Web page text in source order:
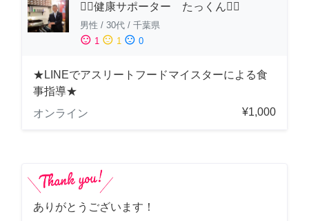
🏋️‍♂️健康サポーター たっくん🏋️‍♂️
男性 / 30代 / 千葉県
sentiment_satisfied 1 sentiment_neutral 1 sentiment_dissatisfied 0
★LINEでアスリートフードマイスターによる食
事指導★
オンライン
¥1,000
ありがとうございます！